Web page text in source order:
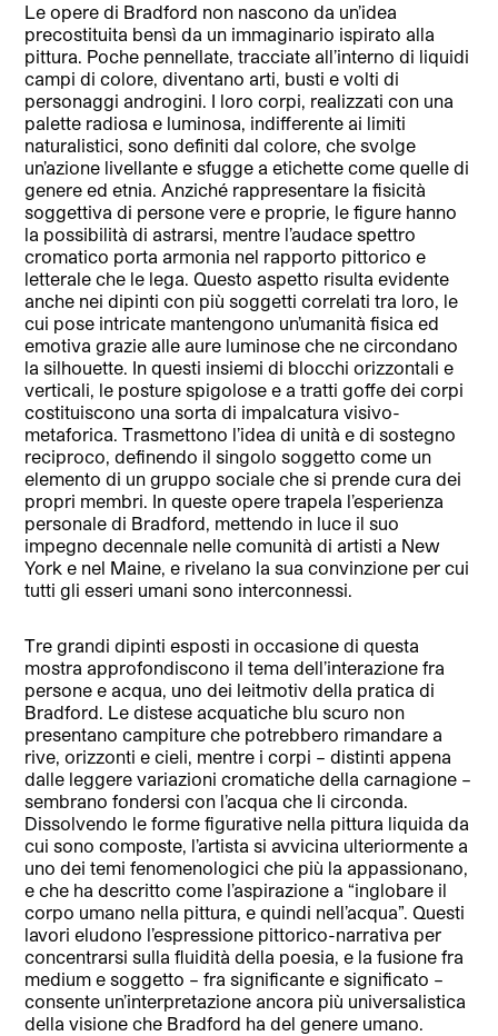
Le opere di Bradford non nascono da un’idea
precostituita bensì da un immaginario ispirato alla
pittura. Poche pennellate, tracciate all’interno di liquidi
campi di colore, diventano arti, busti e volti di
personaggi androgini. I loro corpi, realizzati con una
palette radiosa e luminosa, indifferente ai limiti
naturalistici, sono definiti dal colore, che svolge
un’azione livellante e sfugge a etichette come quelle di
genere ed etnia. Anziché rappresentare la fisicità
soggettiva di persone vere e proprie, le figure hanno
la possibilità di astrarsi, mentre l’audace spettro
cromatico porta armonia nel rapporto pittorico e
letterale che le lega. Questo aspetto risulta evidente
anche nei dipinti con più soggetti correlati tra loro, le
cui pose intricate mantengono un’umanità fisica ed
emotiva grazie alle aure luminose che ne circondano
la silhouette. In questi insiemi di blocchi orizzontali e
verticali, le posture spigolose e a tratti goffe dei corpi
costituiscono una sorta di impalcatura visivo-
metaforica. Trasmettono l’idea di unità e di sostegno
reciproco, definendo il singolo soggetto come un
elemento di un gruppo sociale che si prende cura dei
propri membri. In queste opere trapela l’esperienza
personale di Bradford, mettendo in luce il suo
impegno decennale nelle comunità di artisti a New
York e nel Maine, e rivelano la sua convinzione per cui
tutti gli esseri umani sono interconnessi.
Tre grandi dipinti esposti in occasione di questa
mostra approfondiscono il tema dell’interazione fra
persone e acqua, uno dei leitmotiv della pratica di
Bradford. Le distese acquatiche blu scuro non
presentano campiture che potrebbero rimandare a
rive, orizzonti e cieli, mentre i corpi – distinti appena
dalle leggere variazioni cromatiche della carnagione –
sembrano fondersi con l’acqua che li circonda.
Dissolvendo le forme figurative nella pittura liquida da
cui sono composte, l’artista si avvicina ulteriormente a
uno dei temi fenomenologici che più la appassionano,
e che ha descritto come l’aspirazione a “inglobare il
corpo umano nella pittura, e quindi nell’acqua”. Questi
lavori eludono l’espressione pittorico-narrativa per
concentrarsi sulla fluidità della poesia, e la fusione fra
medium e soggetto – fra significante e significato –
consente un’interpretazione ancora più universalistica
della visione che Bradford ha del genere umano.